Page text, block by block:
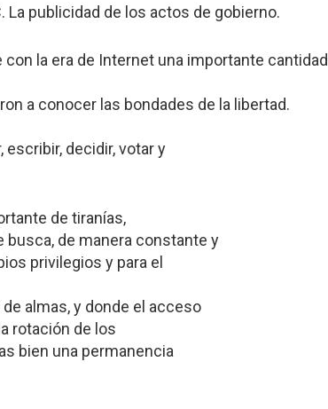
La publicidad de los actos de gobierno.
la era de Internet una importante cantidad
a conocer las bondades de la libertad.
decidir, votar y
de tiranías,
de manera constante y
privilegios y para el
almas, y donde el acceso
rotación de los
bien una permanencia